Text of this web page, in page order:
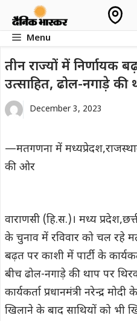
contentMenu
तीन राज्यों में निर्णायक
उत्साहित, ढोल-नगाड़े की
December 3, 2023
—मतगणना में
की ओर
वाराणसी (हि.स.)। मध्य
के चुनाव में रविवार को चल रहे
बढ़त पर काशी में पार्टी के
बीच ढोल-नगाड़े की थाप पर
कार्यकर्ता प्रधानमंत्री नरेन्द्र
खिलाने के बाद साथियों को भी